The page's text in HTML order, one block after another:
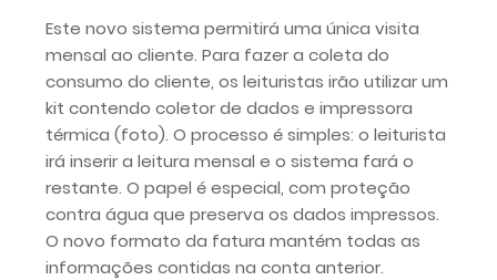
Este novo sistema permitirá uma única visita
mensal ao cliente. Para fazer a coleta do
consumo do cliente, os leituristas irão utilizar um
kit contendo coletor de dados e impressora
térmica (foto). O processo é simples: o leiturista
irá inserir a leitura mensal e o sistema fará o
restante. O papel é especial, com proteção
contra água que preserva os dados impressos.
O novo formato da fatura mantém todas as
informações contidas na conta anterior.